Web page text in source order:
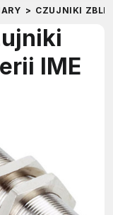
> CZUJNIKI
IME